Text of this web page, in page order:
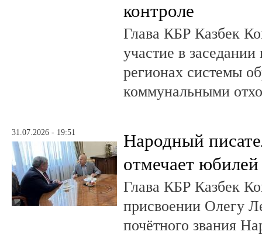
контроле
Глава КБР Казбек
участие в
регионах системы
коммунальными
31.07.2026 - 19:51
Народный
отмечает юбилей
Глава КБР Казбек
присвоении Олегу
почётного звания